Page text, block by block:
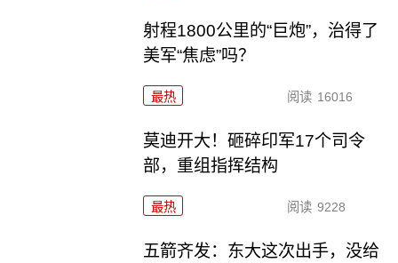
射程1800公里的“巨炮”，治得了
美军“焦虑”吗？
最热 阅读 16016
莫迪开大！砸碎印军17个司令
部，重组指挥结构
最热 阅读 9228
五箭齐发：东大这次出手，没给